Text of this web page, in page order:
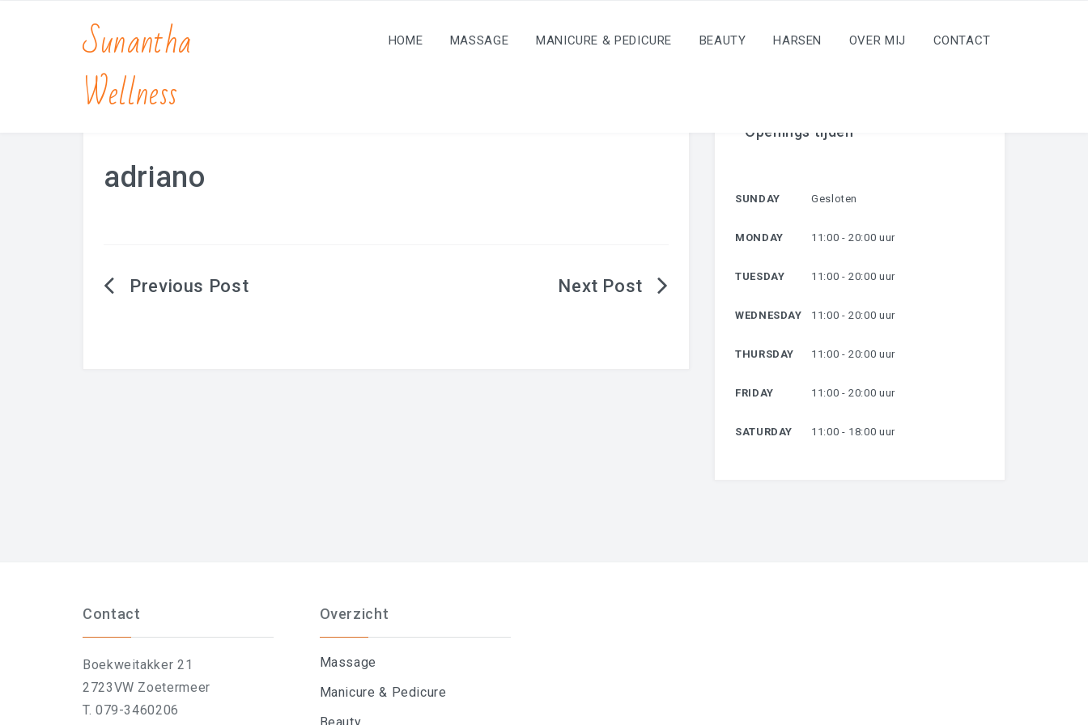
Sunantha
Wellness
HOME MASSAGE MANICURE & PEDICURE BEAUTY HARSEN OVER MIJ CONTACT
adriano
Berichtnavigatie
Openings tijden
SUNDAY Gesloten
MONDAY 11:00 - 20:00 uur
TUESDAY 11:00 - 20:00 uur
WEDNESDAY 11:00 - 20:00 uur
THURSDAY 11:00 - 20:00 uur
FRIDAY 11:00 - 20:00 uur
SATURDAY 11:00 - 18:00 uur
Contact
Boekweitakker 21
2723VW Zoetermeer
T. 079-3460206
Overzicht
Massage
Manicure & Pedicure